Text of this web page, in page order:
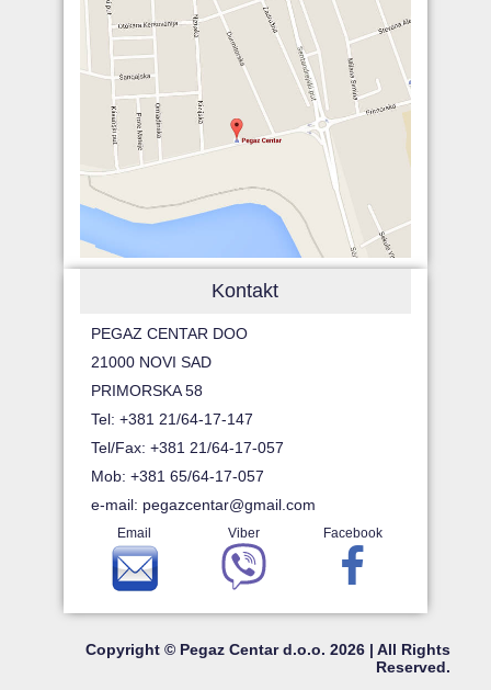
Kontakt
PEGAZ CENTAR DOO
21000 NOVI SAD
PRIMORSKA 58
Tel: +381 21/64-17-147
Tel/Fax: +381 21/64-17-057
Mob: +381 65/64-17-057
e-mail: pegazcentar@gmail.com
Email Viber Facebook
Copyright © Pegaz Centar d.o.o. 2026 | All Rights
Reserved.